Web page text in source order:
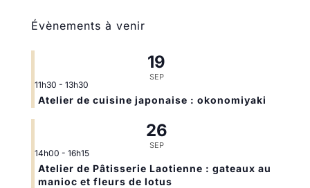
Évènements à venir
19
SEP
11h30 - 13h30
Atelier de cuisine japonaise : okonomiyaki
26
SEP
14h00 - 16h15
Atelier de Pâtisserie Laotienne : gateaux au
manioc et fleurs de lotus